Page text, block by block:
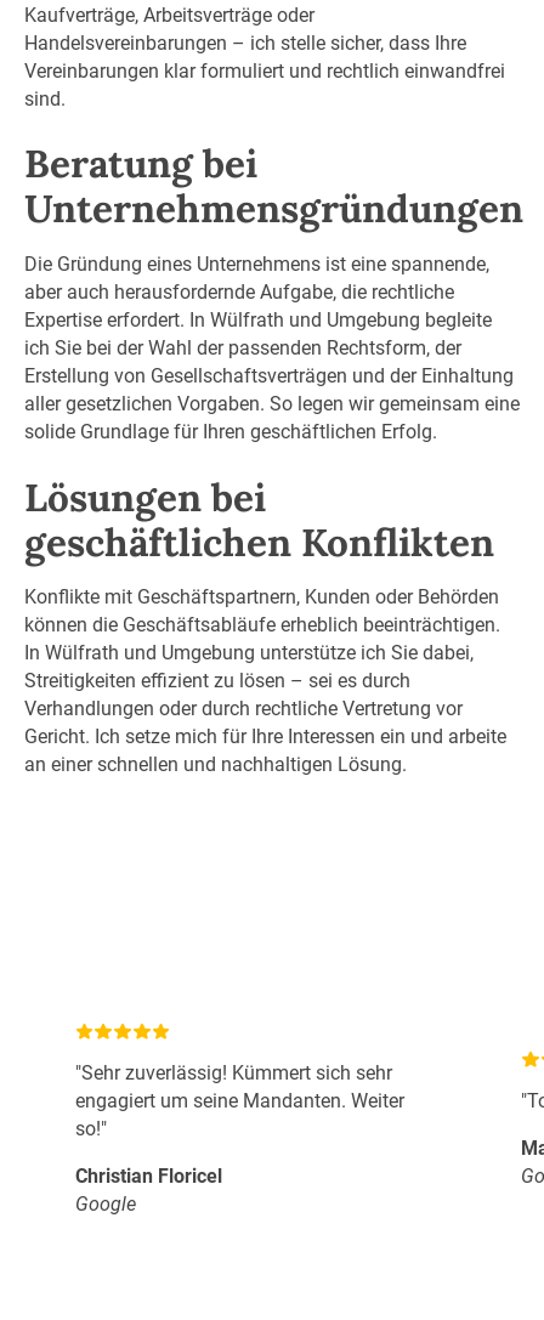
Kaufverträge, Arbeitsverträge oder
Handelsvereinbarungen – ich stelle sicher, dass Ihre
Vereinbarungen klar formuliert und rechtlich einwandfrei
sind.
Beratung bei
Unternehmensgründungen
Die Gründung eines Unternehmens ist eine spannende,
aber auch herausfordernde Aufgabe, die rechtliche
Expertise erfordert. In Wülfrath und Umgebung begleite
ich Sie bei der Wahl der passenden Rechtsform, der
Erstellung von Gesellschaftsverträgen und der Einhaltung
aller gesetzlichen Vorgaben. So legen wir gemeinsam eine
solide Grundlage für Ihren geschäftlichen Erfolg.
Lösungen bei
geschäftlichen Konflikten
Konflikte mit Geschäftspartnern, Kunden oder Behörden
können die Geschäftsabläufe erheblich beeinträchtigen.
In Wülfrath und Umgebung unterstütze ich Sie dabei,
Streitigkeiten effizient zu lösen – sei es durch
Verhandlungen oder durch rechtliche Vertretung vor
Gericht. Ich setze mich für Ihre Interessen ein und arbeite
an einer schnellen und nachhaltigen Lösung.
"Sehr zuverlässig! Kümmert sich sehr
engagiert um seine Mandanten. Weiter
so!"
Christian Floricel
Google